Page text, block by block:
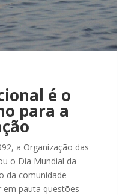
é o
para a
a Organização das
o Dia Mundial da
da comunidade
em pauta questões